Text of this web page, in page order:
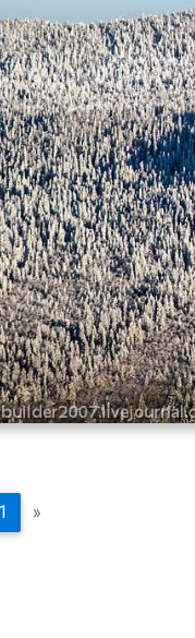
1 »